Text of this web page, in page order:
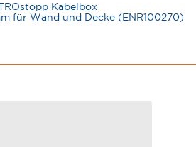
Kabelbox
für Wand und Decke (ENR100270)